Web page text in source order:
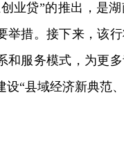
业贷”的推出，是
举措。接下来，该
和服务模式，为更
设“县域经济新典范